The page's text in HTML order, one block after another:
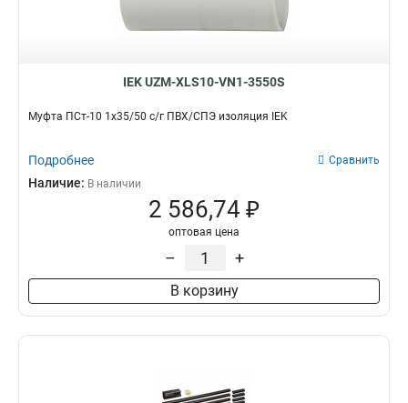
IEK UZM-XLS10-VN1-3550S
Муфта ПСт-10 1х35/50 с/г ПВХ/СПЭ изоляция IEK
Подробнее Сравнить
Наличие: В наличии
2 586,74 ₽
оптовая цена
– +
В корзину